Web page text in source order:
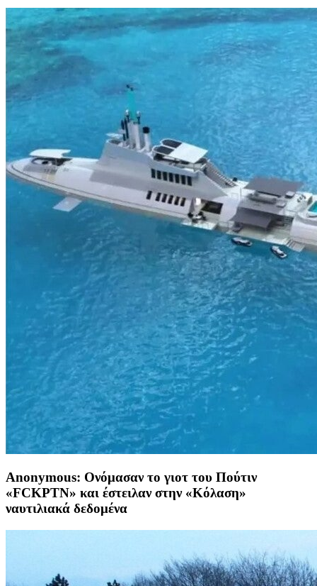
Anonymous: Ονόμασαν το γιοτ του Πούτιν
«FCKPTN» και έστειλαν στην «Κόλαση»
ναυτιλιακά δεδομένα